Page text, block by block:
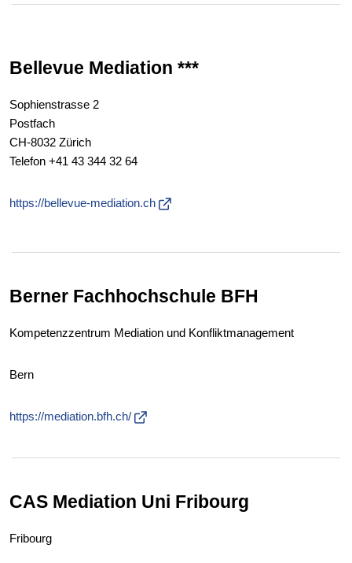
Bellevue Mediation ***
Sophienstrasse 2
Postfach
CH-8032 Zürich
Telefon +41 43 344 32 64
https://bellevue-mediation.ch
Berner Fachhochschule BFH
Kompetenzzentrum Mediation und Konfliktmanagement
Bern
https://mediation.bfh.ch/
CAS Mediation Uni Fribourg
Fribourg